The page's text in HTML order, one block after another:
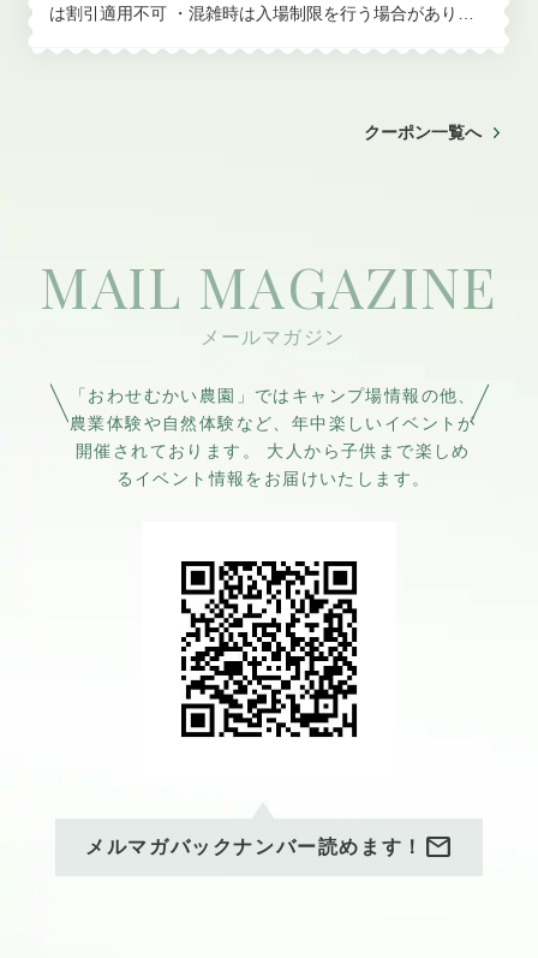
お一人様1回限り ・受付にて宿泊
ト画面を提示（スクリーンショッ
道の湯受付にてチケット画面をご
は割引適用不可 ・混雑時は入場制限を行う場合がありま
クーポン一覧へ
MAIL MAGAZINE
「おわせむかい農園」ではキャンプ場情報の他、
農業体験や自然体験など、年中楽しいイベントが
開催されております。 大人から子供まで楽しめ
るイベント情報をお届けいたします。
メルマガバックナンバー読めます！ mail